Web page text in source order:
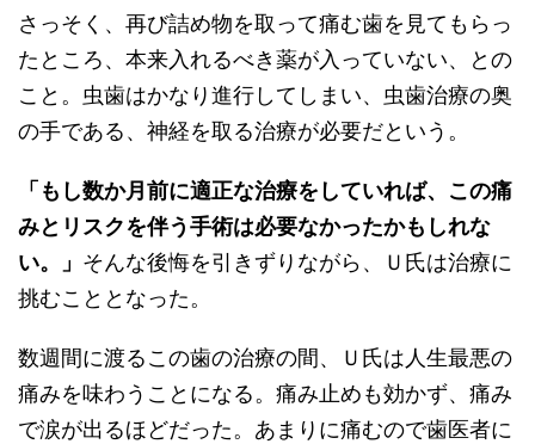
さっそく、再び詰め物を取って痛む歯を見てもらっ
たところ、本来入れるべき薬が入っていない、との
こと。虫歯はかなり進行してしまい、虫歯治療の奥
の手である、神経を取る治療が必要だという。
「もし数か月前に適正な治療をしていれば、この痛
みとリスクを伴う手術は必要なかったかもしれな
い。」 そんな後悔を引きずりながら、Ｕ氏は治療に
挑むこととなった。
数週間に渡るこの歯の治療の間、Ｕ氏は人生最悪の
痛みを味わうことになる。痛み止めも効かず、痛み
で涙が出るほどだった。あまりに痛むので歯医者に